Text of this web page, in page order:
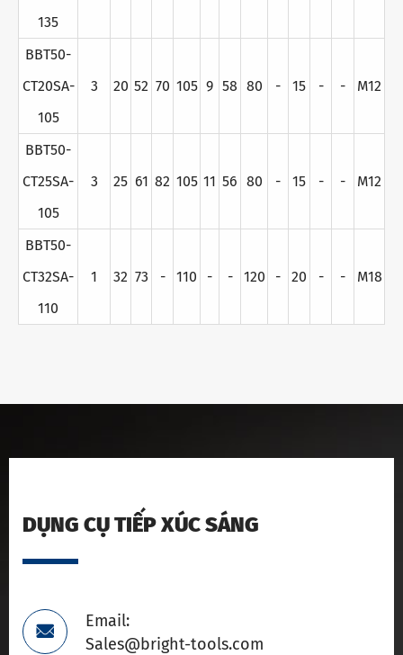
135
BBT50-
CT20SA-
105
3 20 52 70 105 9 58 80 - 15 - - M12
BBT50-
CT25SA-
105
3 25 61 82 105 11 56 80 - 15 - - M12
BBT50-
CT32SA-
110
1 32 73 - 110 - - 120 - 20 - - M18
DỤNG CỤ TIẾP XÚC SÁNG

Email:
Sales@bright-tools.com